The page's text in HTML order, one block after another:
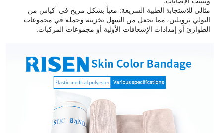
مثالي للاستجابة الطبية السريعة: معبأ بشكل مريح في أكياس من
البولي بروبلين، مما يجعل من السهل تخزينه وحمله في مجموعات
الطوارئ أو إمدادات الإسعافات الأولية أو مجموعات المركبات.